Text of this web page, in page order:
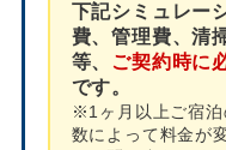
下記シミュレー
費、管理費、清
等、 ご契約時に
です。
※1ヶ月以上ご宿泊
数によって料金が